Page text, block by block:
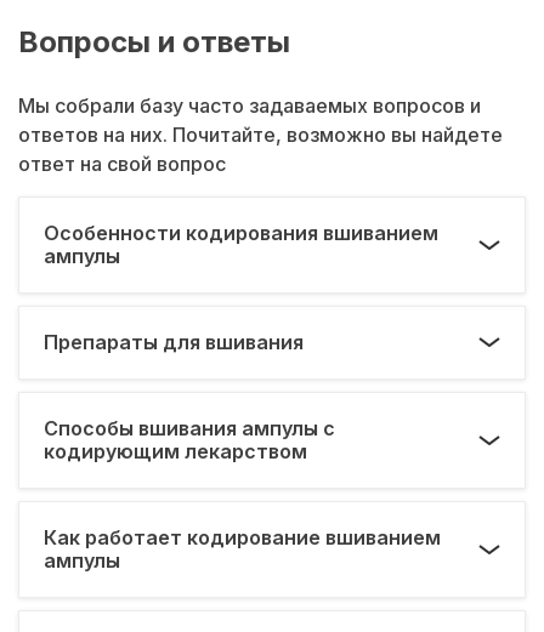
Вопросы и ответы
Мы собрали базу часто задаваемых вопросов и
ответов на них. Почитайте, возможно вы найдете
ответ на свой вопрос
Особенности кодирования вшиванием
ампулы
Препараты для вшивания
Способы вшивания ампулы с
кодирующим лекарством
Как работает кодирование вшиванием
ампулы